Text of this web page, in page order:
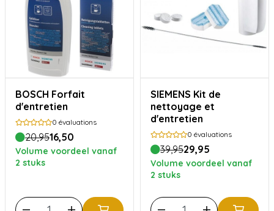
BOSCH Forfait
d'entretien
0 évaluations
20,9516,50
Volume voordeel vanaf
2 stuks
SIEMENS Kit de
nettoyage et
d'entretien
0 évaluations
39,9529,95
Volume voordeel vanaf
2 stuks